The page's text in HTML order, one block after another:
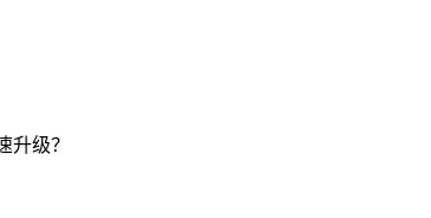
升级？